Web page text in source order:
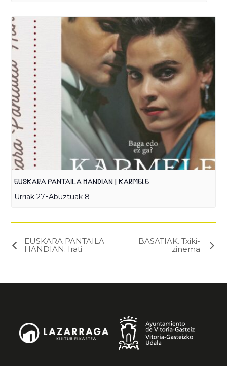
EUSKARA PANTAILA HANDIAN | KARMELE
Urriak 27-Abuztuak 8
EUSKARA PANTAILA
HANDIAN. Irati
BASATIAK. Txiki-
zinema